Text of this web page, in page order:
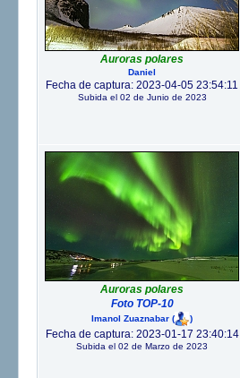
Auroras polares
Daniel
Fecha de captura: 2023-04-05 23:54:11
Subida el 02 de Junio de 2023
Auroras polares
Foto TOP-10
Imanol Zuaznabar ( )
Fecha de captura: 2023-01-17 23:40:14
Subida el 02 de Marzo de 2023